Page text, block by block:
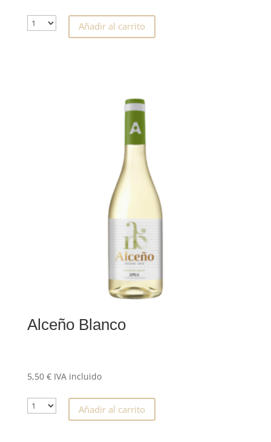
Añadir al carrito
Alceño Blanco
5,50 € IVA incluido
Añadir al carrito